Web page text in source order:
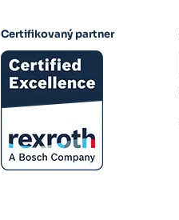
Certifikovaný partner